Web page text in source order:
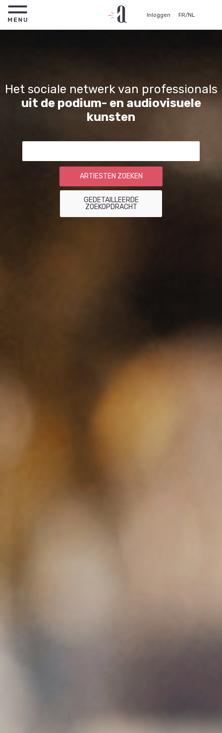
Inloggen FR/NL
Het sociale netwerk van professionals
uit de podium- en audiovisuele
kunsten
ARTIESTEN ZOEKEN
GEDETAILLEERDE
ZOEKOPDRACHT